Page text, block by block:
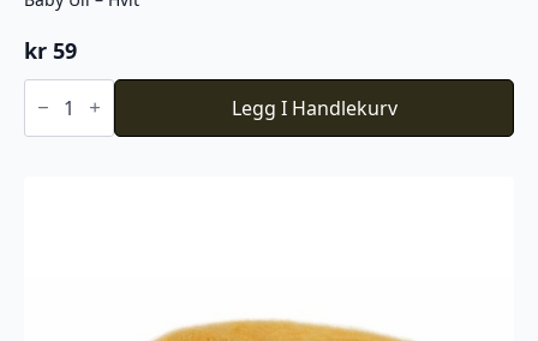
kr 59
Baby
Ull
Hvit
Legg I Handlekurv